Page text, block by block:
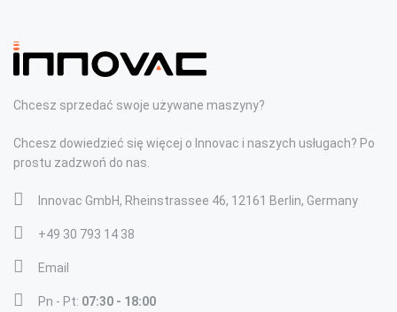
Chcesz sprzedać swoje używane maszyny?
Chcesz dowiedzieć się więcej o Innovac i naszych usługach? Po
prostu zadzwoń do nas.
Innovac GmbH, Rheinstrassee 46, 12161 Berlin, Germany
+49 30 793 14 38
Email
Pn - Pt: 07:30 - 18:00